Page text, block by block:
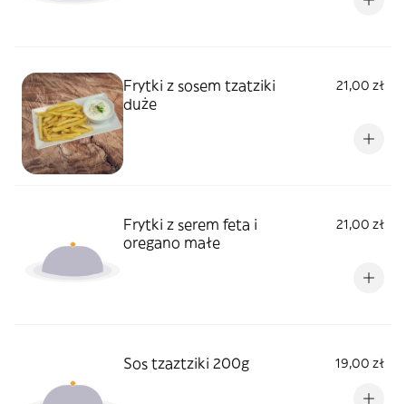
Frytki z sosem tzatziki
duże
21,00 zł
Frytki z serem feta i
oregano małe
21,00 zł
Sos tzaztziki 200g 19,00 zł